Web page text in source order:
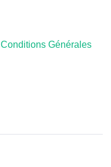
Conditions Générales